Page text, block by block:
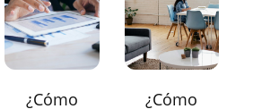
¿Cómo
¿Cómo